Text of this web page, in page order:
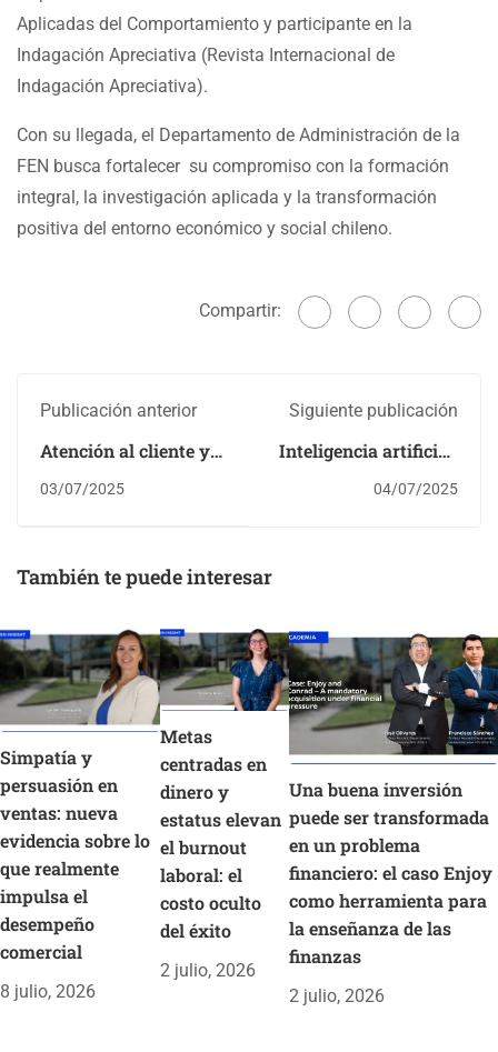
Aplicadas del Comportamiento y participante en la
Indagación Apreciativa (Revista Internacional de
Indagación Apreciativa).
Con su llegada, el Departamento de Administración de la
FEN busca fortalecer su compromiso con la formación
integral, la investigación aplicada y la transformación
positiva del entorno económico y social chileno.
Compartir:
Publicación anterior
Atención al cliente y
bienestar: estudio
03/07/2025
Siguiente publicación
Inteligencia artificial,
fintech y regulación:
04/07/2025
También te puede interesar
Simpatía y
persuasión en
ventas: nueva
evidencia sobre lo
que realmente
impulsa el
desempeño
comercial
8 julio, 2026
Metas
centradas en
dinero y
estatus elevan
el burnout
laboral: el
costo oculto
del éxito
2 julio, 2026
Una buena inversión
puede ser transformada
en un problema
financiero: el caso Enjoy
como herramienta para
la enseñanza de las
finanzas
2 julio, 2026